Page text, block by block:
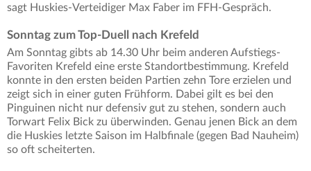
sagt Huskies-Verteidiger Max Faber im FFH-Gespräch.
Sonntag zum Top-Duell nach Krefeld
Am Sonntag gibts ab 14.30 Uhr beim anderen Aufstiegs-
Favoriten Krefeld eine erste Standortbestimmung. Krefeld
konnte in den ersten beiden Partien zehn Tore erzielen und
zeigt sich in einer guten Frühform. Dabei gilt es bei den
Pinguinen nicht nur defensiv gut zu stehen, sondern auch
Torwart Felix Bick zu überwinden. Genau jenen Bick an dem
die Huskies letzte Saison im Halbfinale (gegen Bad Nauheim)
so oft scheiterten.